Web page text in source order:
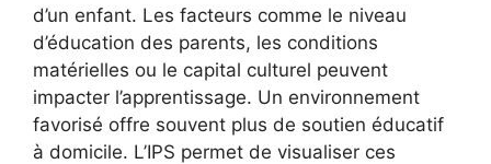
d’un enfant. Les facteurs comme le niveau
d’éducation des parents, les conditions
matérielles ou le capital culturel peuvent
impacter l’apprentissage. Un environnement
favorisé offre souvent plus de soutien éducatif
à domicile. L’IPS permet de visualiser ces